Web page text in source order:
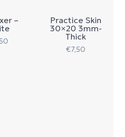
–
Practice Skin
30×20 3mm-
Thick
€7,50